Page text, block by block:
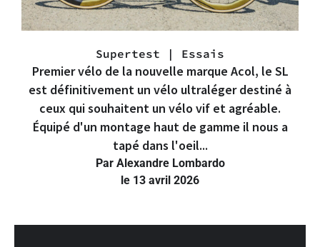
Supertest | Essais
Premier vélo de la nouvelle marque Acol, le SL
est définitivement un vélo ultraléger destiné à
ceux qui souhaitent un vélo vif et agréable.
Équipé d'un montage haut de gamme il nous a
tapé dans l'oeil...
Par Alexandre Lombardo
le 13 avril 2026